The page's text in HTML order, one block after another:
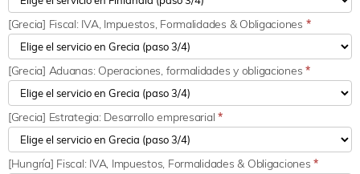
[Grecia] Fiscal: IVA, Impuestos, Formalidades & Obligaciones *
[Grecia] Aduanas: Operaciones, formalidades y obligaciones*
[Grecia] Estrategia: Desarrollo empresarial*
[Hungría] Fiscal: IVA, Impuestos, Formalidades & Obligaciones*